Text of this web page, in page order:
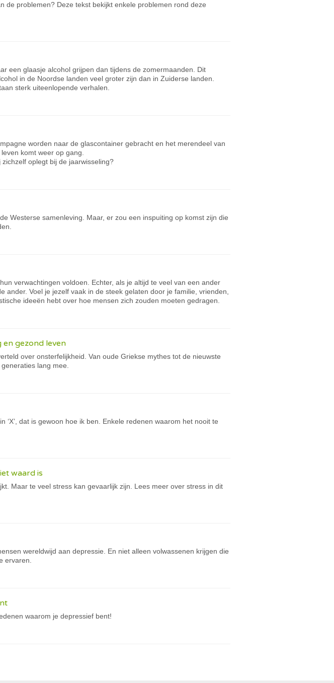
de problemen? Deze tekst bekijkt enkele problemen rond deze
een glaasje alcohol grijpen dan tijdens de zomermaanden. Dit
in de Noordse landen veel groter zijn dan in Zuiderse landen.
sterk uiteenlopende verhalen.
worden naar de glascontainer gebracht en het merendeel van
komt weer op gang.
oplegt bij de jaarwisseling?
Westerse samenleving. Maar, er zou een inspuiting op komst zijn die
verwachtingen voldoen. Echter, als je altijd te veel van een ander
Voel je jezelf vaak in de steek gelaten door je familie, vrienden,
ideeën hebt over hoe mensen zich zouden moeten gedragen.
en gezond leven
over onsterfelijkheid. Van oude Griekse mythes tot de nieuwste
lang mee.
dat is gewoon hoe ik ben. Enkele redenen waarom het nooit te
waard is
Maar te veel stress kan gevaarlijk zijn. Lees meer over stress in dit
wereldwijd aan depressie. En niet alleen volwassenen krijgen die
ervaren.
waarom je depressief bent!